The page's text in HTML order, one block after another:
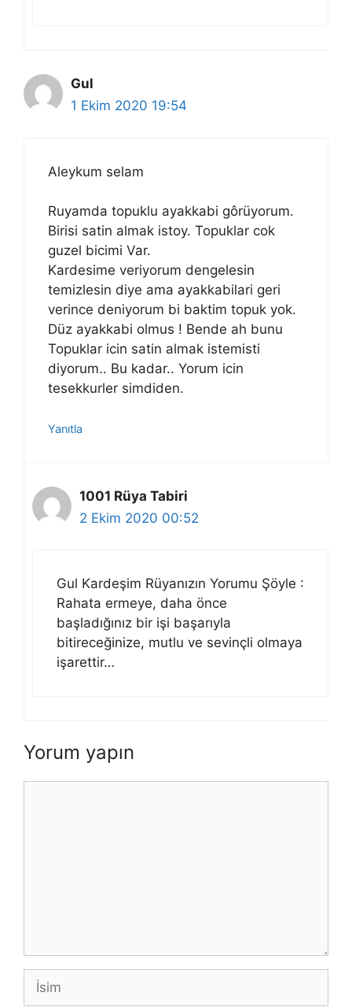
Gul
1 Ekim 2020 19:54
Aleykum selam
Ruyamda topuklu ayakkabi gôrüyorum.
Birisi satin almak istoy. Topuklar cok
guzel bicimi Var.
Kardesime veriyorum dengelesin
temizlesin diye ama ayakkabilari geri
verince deniyorum bi baktim topuk yok.
Düz ayakkabi olmus ! Bende ah bunu
Topuklar icin satin almak istemisti
diyorum.. Bu kadar.. Yorum icin
tesekkurler simdiden.
Yanıtla
1001 Rüya Tabiri
2 Ekim 2020 00:52
Gul Kardeşim Rüyanızın Yorumu Şöyle :
Rahata ermeye, daha önce
başladığınız bir işi başarıyla
bitireceğinize, mutlu ve sevinçli olmaya
işarettir…
Yorum yapın
İsim